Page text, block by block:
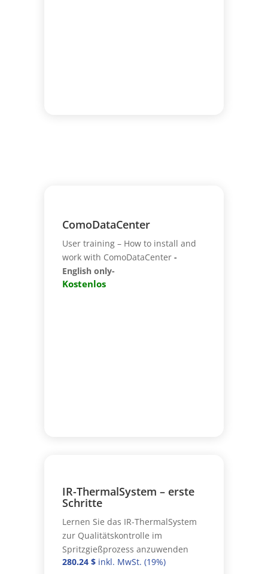
ComoDataCenter
User training – How to install and
work with ComoDataCenter -
English only-
Kostenlos
IR-ThermalSystem – erste
Schritte
Lernen Sie das IR-ThermalSystem
zur Qualitätskontrolle im
Spritzgießprozess anzuwenden
280.24 $